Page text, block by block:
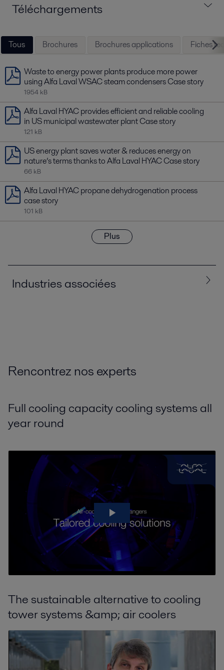
Téléchargements
Tous Brochures Brochures applications Fiches
Waste to energy power plants produce more power
using Alfa Laval WSAC steam condensers Case story
1954 kB
Alfa Laval HYAC provides efficient and reliable cooling
in US municipal wastewater plant Case story
121 kB
US energy plant saves water & reduces energy on
nature’s terms thanks to Alfa Laval HYAC Case story
66 kB
Alfa Laval HYAC propane dehydrogenation process
case story
101 kB
Plus
Industries associées
Biocarburants
Solutions pour la production de biocarburant
Engrais
L'expertise, les équipements et les services Alfa Laval aident les
producteurs d'engrais à réduire leur consommation d'énergie et leur
impact environnemental.
Rencontrez nos experts
Full cooling capacity cooling systems all
year round
The sustainable alternative to cooling
tower systems &amp; air coolers